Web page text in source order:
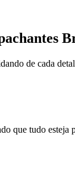
de cada
que tudo esteja